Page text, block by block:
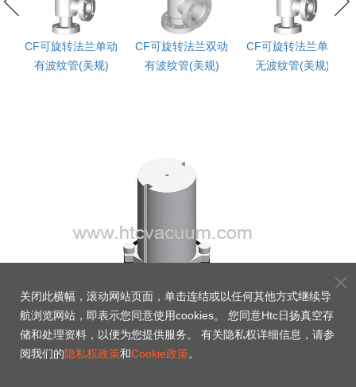
CF可旋转法兰单动
有波纹管(美规)
CF可旋转法兰双动
有波纹管(美规)
CF可旋转法兰单动
无波纹管(美规)
关闭此横幅，滚动网站页面，单击连结或以任何其他方式继续导
航浏览网站，即表示您同意使用cookies。 您同意Htc日扬真空存
储和处理资料，以便为您提供服务。 有关隐私权详细信息，请参
阅我们的隐私权政策和Cookie政策。